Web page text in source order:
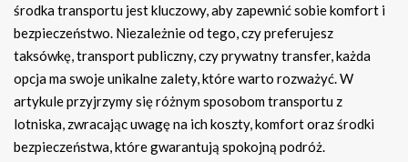
środka transportu jest kluczowy, aby zapewnić sobie komfort i
bezpieczeństwo. Niezależnie od tego, czy preferujesz
taksówkę, transport publiczny, czy prywatny transfer, każda
opcja ma swoje unikalne zalety, które warto rozważyć. W
artykule przyjrzymy się różnym sposobom transportu z
lotniska, zwracając uwagę na ich koszty, komfort oraz środki
bezpieczeństwa, które gwarantują spokojną podróż.